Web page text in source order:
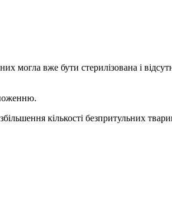
могла вже бути стерилізована і
кількості безпритульних